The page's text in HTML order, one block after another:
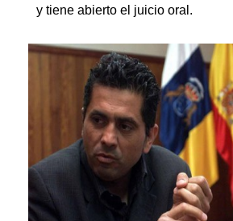
y tiene abierto el juicio oral.